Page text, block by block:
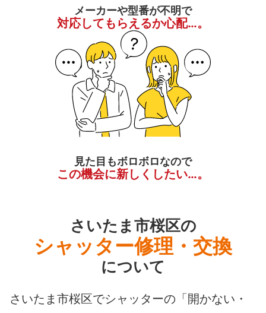
メーカーや型番が不明で
対応してもらえるか心配…。
見た目もボロボロなので
この機会に新しくしたい…。
さいたま市桜区の
シャッター修理・交換
について
さいたま市桜区でシャッターの「開かない・